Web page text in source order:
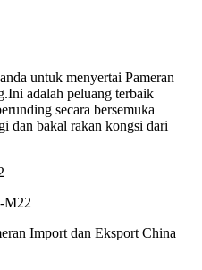
untuk menyertai Pameran
adalah peluang terbaik
secara bersemuka
dan bakal rakan kongsi dari
M22
Import dan Eksport China